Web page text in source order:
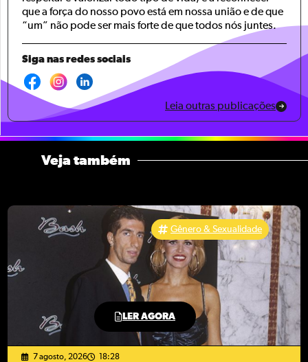
que a força do nosso povo está em nossa união e de que
“um” não pode ser mais forte de que todos nós juntes.
Siga nas redes sociais
Leia outras publicações
Veja também
LER AGORA
Gênero & Sexualidade
7 agosto, 2026 18:28